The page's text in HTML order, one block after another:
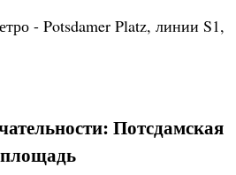
- Potsdamer Platz, линии S1,
Потсдамская
площадь